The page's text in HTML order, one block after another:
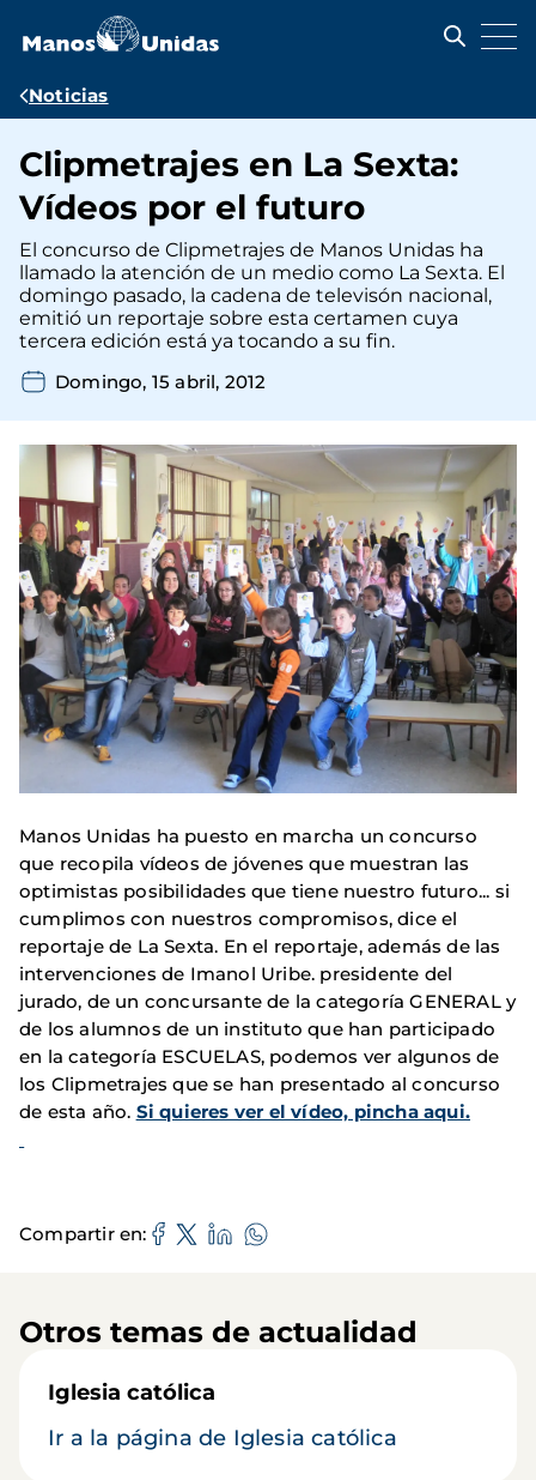
contenido
Ruta
navegación
Noticias
Clipmetrajes en La Sexta:
Vídeos por el futuro
El concurso de Clipmetrajes de Manos Unidas ha
llamado la atención de un medio como La Sexta. El
domingo pasado, la cadena de televisón nacional,
emitió un reportaje sobre esta certamen cuya
tercera edición está ya tocando a su fin.
Domingo, 15 abril, 2012
Manos Unidas ha puesto en marcha un concurso
que recopila vídeos de jóvenes que muestran las
optimistas posibilidades que tiene nuestro futuro... si
cumplimos con nuestros compromisos, dice el
reportaje de La Sexta. En el reportaje, además de las
intervenciones de Imanol Uribe. presidente del
jurado, de un concursante de la categoría GENERAL y
de los alumnos de un instituto que han participado
en la categoría ESCUELAS, podemos ver algunos de
los Clipmetrajes que se han presentado al concurso
de esta año. Si quieres ver el vídeo, pincha aqui.
Compartir en
Otros temas de actualidad
Iglesia católica
Ir a la página de Iglesia católica